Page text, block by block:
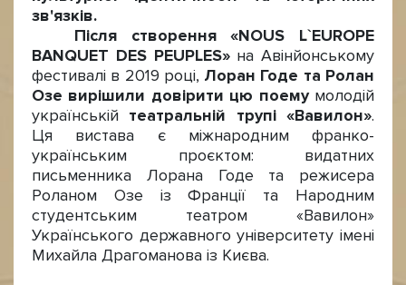
зв'язків.
Після створення «NOUS L`EUROPE
BANQUET DES PEUPLES»на Авінйонському
фестивалі в 2019 році, Лоран Годе та Ролан
Озе вирішили довірити цю поемумолодій
українській театральній трупі «Вавилон».
Ця вистава є міжнародним франко-
українським проєктом: видатних
письменника Лорана Годе та режисера
Роланом Озе із Франції та Народним
студентським театром «Вавилон»
Українського державного університету імені
Михайла Драгоманова із Києва.